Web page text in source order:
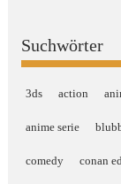
Suchwörter
3ds action
anime serie
comedy conan